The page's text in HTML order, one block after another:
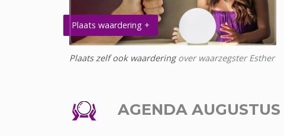
Plaats waardering +
Plaats zelf ook waarderingover waarzegster Esther
AGENDA AUGUSTUS